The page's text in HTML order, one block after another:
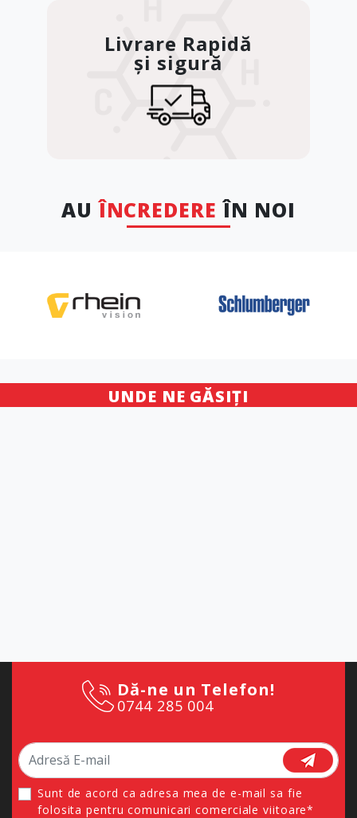
Livrare Rapidă
și sigură
AUÎNCREDERE ÎN NOI
UNDE NE GĂSIȚI
Dă-ne un Telefon!
0744 285 004
Sunt de acord ca adresa mea de e-mail sa fie
folosita pentru comunicari comerciale viitoare*